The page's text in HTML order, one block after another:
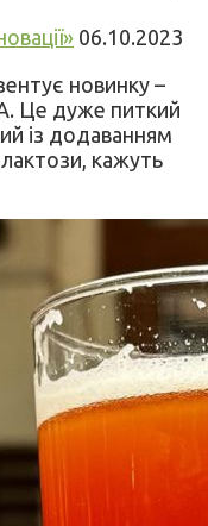
06.10.2023
новинку –
Це дуже питкий
із додаванням
лактози, кажуть